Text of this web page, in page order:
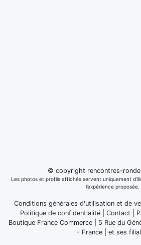
© copyright rencontres-
Les photos et profils affichés servent uniquement
l’expérience proposée.
Conditions générales d'utilisation et de
Politique de confidentialité
Contact
Boutique France Commerce | 5 Rue du
- France
et ses